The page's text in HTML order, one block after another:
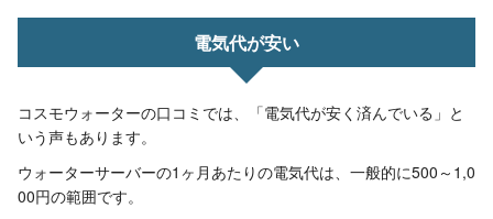
電気代が安い
コスモウォーターの口コミでは、「電気代が安く済んでいる」と
いう声もあります。
ウォーターサーバーの1ヶ月あたりの電気代は、一般的に500～1,0
00円の範囲です。